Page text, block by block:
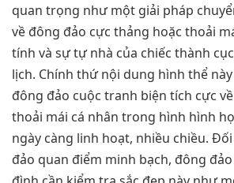
quan trọng như một giải pháp
về đông đảo cực thảng hoặc thoải
tính và sự tự nhà của chiếc thành
lịch. Chính thứ nội dung hình thể
đông đảo cuộc tranh biện tích cực
thoải mái cá nhân trong hình hình
ngày càng linh hoạt, nhiều chiều.
đảo quan điểm minh bạch, đông